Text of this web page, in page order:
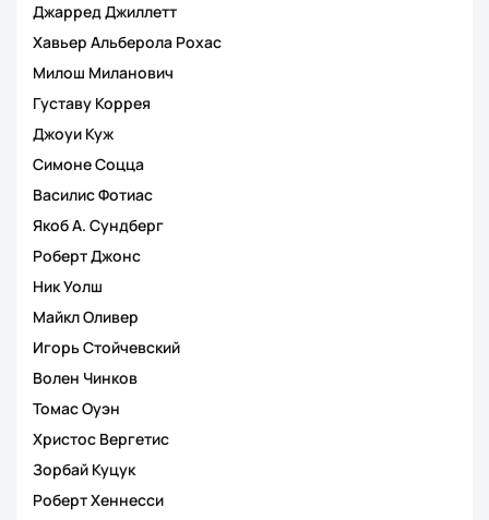
Джарред Джиллетт
Хавьер Альберола Рохас
Милош Миланович
Густаву Коррея
Джоуи Куж
Симоне Соцца
Василис Фотиас
Якоб А. Сундберг
Роберт Джонс
Ник Уолш
Майкл Оливер
Игорь Стойчевский
Волен Чинков
Томас Оуэн
Христос Вергетис
Зорбай Куцук
Роберт Хеннесси